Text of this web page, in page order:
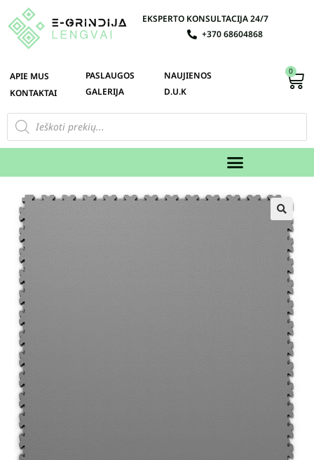
EKSPERTO KONSULTACIJA 24/7
+370 68604868
APIE MUS
KONTAKTAI
PASLAUGOS
GALERIJA
NAUJIENOS
D.U.K
0